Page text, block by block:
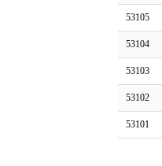
53105
53104
53103
53102
53101